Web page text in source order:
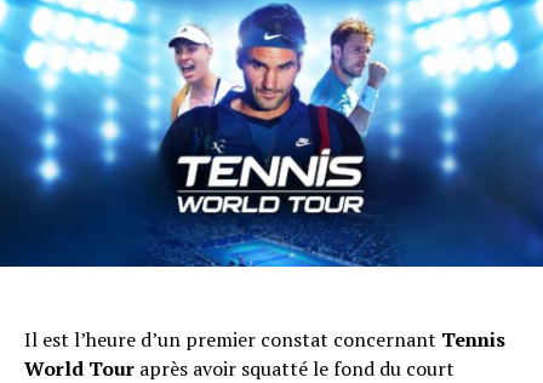
Il est l’heure d’un premier constat concernant Tennis
World Tour après avoir squatté le fond du court